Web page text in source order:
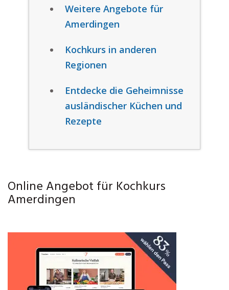
Weitere Angebote für
Amerdingen
Kochkurs in anderen
Regionen
Entdecke die Geheimnisse
ausländischer Küchen und
Rezepte
Online Angebot für Kochkurs
Amerdingen